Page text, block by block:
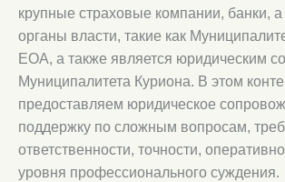
крупные страховые компании, банки,
органы власти, такие как
EOA, а также является юридическим
Муниципалитета Куриона. В этом
предоставляем юридическое
поддержку по сложным вопросам,
ответственности, точности,
уровня профессионального суждения.